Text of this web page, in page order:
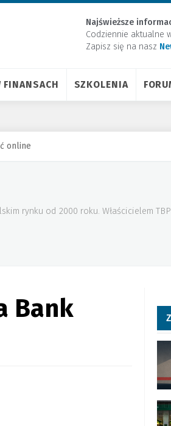
Najświeższe
Codziennie aktualne
Zapisz się na nasz
FINANSACH SZKOLENIA
online
rynku od 2000 roku. Właścicielem
Bank